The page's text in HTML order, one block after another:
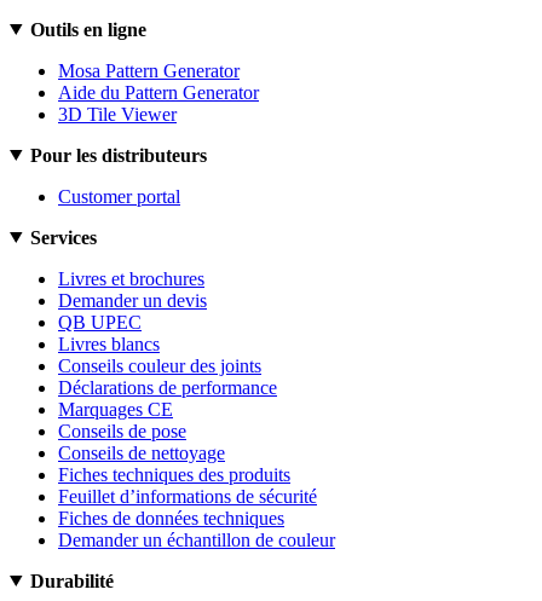
Outils en ligne
Mosa Pattern Generator
Aide du Pattern Generator
3D Tile Viewer
Pour les distributeurs
Customer portal
Services
Livres et brochures
Demander un devis
QB UPEC
Livres blancs
Conseils couleur des joints
Déclarations de performance
Marquages CE
Conseils de pose
Conseils de nettoyage
Fiches techniques des produits
Feuillet d’informations de sécurité
Fiches de données techniques
Demander un échantillon de couleur
Durabilité